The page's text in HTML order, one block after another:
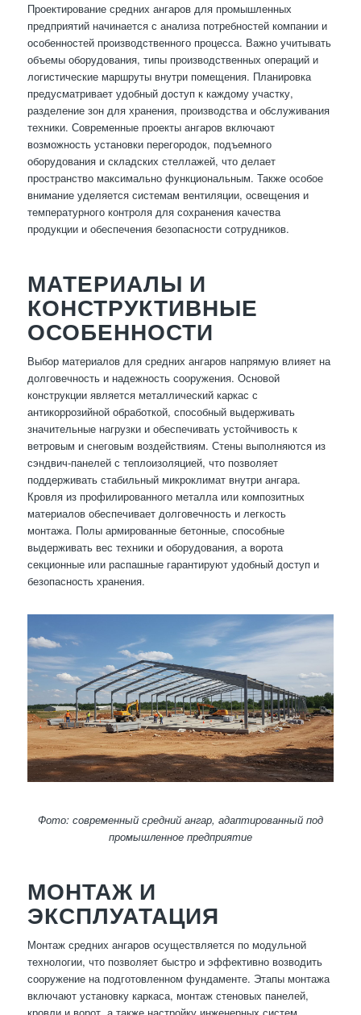
Проектирование средних ангаров для промышленных
предприятий начинается с анализа потребностей компании и
особенностей производственного процесса. Важно учитывать
объемы оборудования, типы производственных операций и
логистические маршруты внутри помещения. Планировка
предусматривает удобный доступ к каждому участку,
разделение зон для хранения, производства и обслуживания
техники. Современные проекты ангаров включают
возможность установки перегородок, подъемного
оборудования и складских стеллажей, что делает
пространство максимально функциональным. Также особое
внимание уделяется системам вентиляции, освещения и
температурного контроля для сохранения качества
продукции и обеспечения безопасности сотрудников.
МАТЕРИАЛЫ И
КОНСТРУКТИВНЫЕ
ОСОБЕННОСТИ
Выбор материалов для средних ангаров напрямую влияет на
долговечность и надежность сооружения. Основой
конструкции является металлический каркас с
антикоррозийной обработкой, способный выдерживать
значительные нагрузки и обеспечивать устойчивость к
ветровым и снеговым воздействиям. Стены выполняются из
сэндвич-панелей с теплоизоляцией, что позволяет
поддерживать стабильный микроклимат внутри ангара.
Кровля из профилированного металла или композитных
материалов обеспечивает долговечность и легкость
монтажа. Полы армированные бетонные, способные
выдерживать вес техники и оборудования, а ворота
секционные или распашные гарантируют удобный доступ и
безопасность хранения.
Фото: современный средний ангар, адаптированный под
промышленное предприятие
МОНТАЖ И
ЭКСПЛУАТАЦИЯ
Монтаж средних ангаров осуществляется по модульной
технологии, что позволяет быстро и эффективно возводить
сооружение на подготовленном фундаменте. Этапы монтажа
включают установку каркаса, монтаж стеновых панелей,